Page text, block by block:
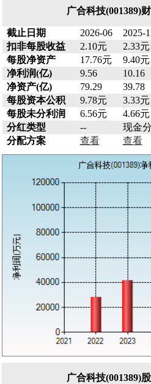
广合科技(001389)
截止日期 2026-06 2025-
扣非每股收益
2.10元 2.33元
每股净资产
17.76元 9.40元
净利润(亿)
9.56 10.16
净资产(亿)
79.29 39.78
每股资本公积
9.78元 3.33元
每股未分利润
6.56元 4.66元
分红类型
-- 现金
分配方案
查看 查看
广合科技(001389)